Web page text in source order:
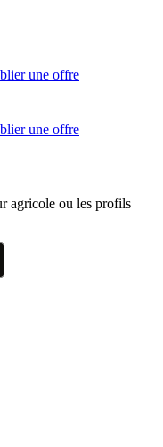
une offre
une offre
agricole ou les profils